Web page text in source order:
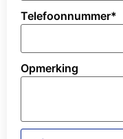
Telefoonnummer*
Opmerking